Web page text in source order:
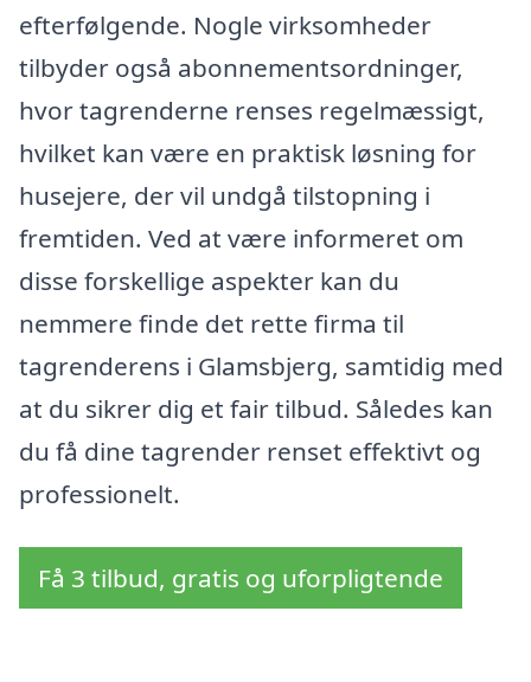
efterfølgende. Nogle virksomheder
tilbyder også abonnementsordninger,
hvor tagrenderne renses regelmæssigt,
hvilket kan være en praktisk løsning for
husejere, der vil undgå tilstopning i
fremtiden. Ved at være informeret om
disse forskellige aspekter kan du
nemmere finde det rette firma til
tagrenderens i Glamsbjerg, samtidig med
at du sikrer dig et fair tilbud. Således kan
du få dine tagrender renset effektivt og
professionelt.
Få 3 tilbud, gratis og uforpligtende